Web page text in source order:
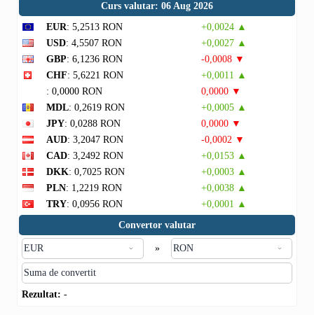
Curs valutar: 06 Aug 2026
EUR: 5,2513 RON
+0,0024 ▲
USD: 4,5507 RON
+0,0027 ▲
GBP: 6,1236 RON
-0,0008 ▼
CHF: 5,6221 RON
+0,0011 ▲
: 0,0000 RON
0,0000 ▼
MDL: 0,2619 RON
+0,0005 ▲
JPY: 0,0288 RON
0,0000 ▼
AUD: 3,2047 RON
-0,0002 ▼
CAD: 3,2492 RON
+0,0153 ▲
DKK: 0,7025 RON
+0,0003 ▲
PLN: 1,2219 RON
+0,0038 ▲
TRY: 0,0956 RON
+0,0001 ▲
Convertor valutar
»
Rezultat: -